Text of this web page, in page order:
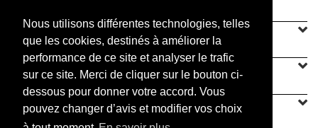
Nous utilisons différentes technologies, telles
que les cookies, destinés à améliorer la
performance de ce site et analyser le trafic
sur ce site. Merci de cliquer sur le bouton ci-
dessous pour donner votre accord. Vous
pouvez changer d’avis et modifier vos choix
NOTRE OFFRE
CONTACT